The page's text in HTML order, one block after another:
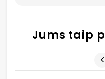
Jums taip